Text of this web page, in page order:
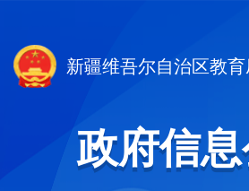
新疆维吾尔自治区教育
政府信